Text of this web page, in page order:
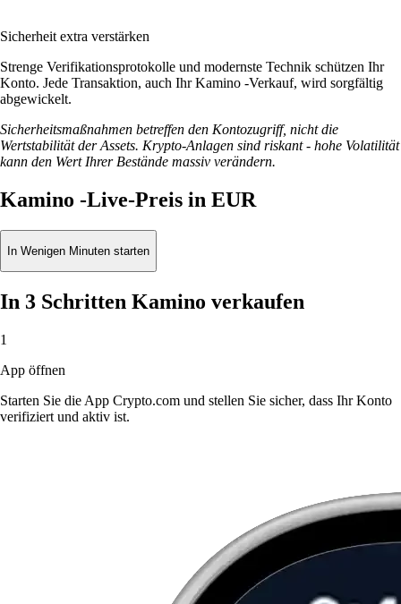
Sicherheit extra verstärken
Strenge Verifikationsprotokolle und modernste Technik schützen Ihr
Konto. Jede Transaktion, auch Ihr Kamino -Verkauf, wird sorgfältig
abgewickelt.
Sicherheitsmaßnahmen betreffen den Kontozugriff, nicht die
Wertstabilität der Assets. Krypto-Anlagen sind riskant - hohe Volatilität
kann den Wert Ihrer Bestände massiv verändern.
Kamino -Live-Preis in EUR
In Wenigen Minuten starten
In 3 Schritten Kamino verkaufen
1
App öffnen
Starten Sie die App Crypto.com und stellen Sie sicher, dass Ihr Konto
verifiziert und aktiv ist.